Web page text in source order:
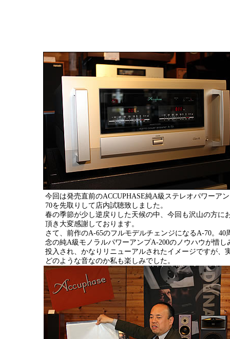
今回は発売直前のACCUPHASE純A級ステレオパワーア
70を先取りして店内試聴致しました。
春の季節が少し逆戻りした天候の中、今回も沢山の方に
頂き大変感謝しております。
さて、前作のA-65のフルモデルチェンジになるA-70。40
念の純A級モノラルパワーアンプA-200のノウハウが惜し
投入され、かなりリニューアルされたイメージですが、
どのような音なのか私も楽しみでした。